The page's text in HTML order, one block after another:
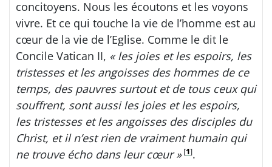
concitoyens. Nous les écoutons et les voyons
vivre. Et ce qui touche la vie de l’homme est au
cœur de la vie de l’Eglise. Comme le dit le
Concile Vatican II, « les joies et les espoirs, les
tristesses et les angoisses des hommes de ce
temps, des pauvres surtout et de tous ceux qui
souffrent, sont aussi les joies et les espoirs,
les tristesses et les angoisses des disciples du
Christ, et il n’est rien de vraiment humain qui
ne trouve écho dans leur cœur » [1].